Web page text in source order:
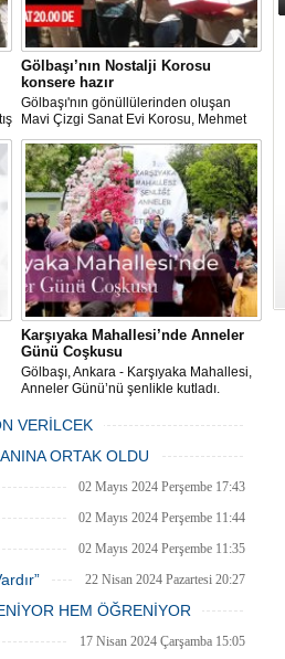
Gölbaşı’nın Nostalji Korosu
konsere hazır
Gölbaşı'nın gönüllülerinden oluşan
Mavi Çizgi Sanat Evi Korosu, Mehmet
Akif Ersoy Kültür Merkezi’nde vereceği
konsere hızır.
Karşıyaka Mahallesi’nde Anneler
Günü Coşkusu
Gölbaşı, Ankara - Karşıyaka Mahallesi,
Anneler Günü’nü şenlikle kutladı.
öncülüğünde düzenlenen 1. Karşıyaka
VERİLCEK
06 Mayıs 2024 Pazartesi 15:47
ORTAK OLDU
06 Mayıs 2024 Pazartesi 15:31
02 Mayıs 2024 Perşembe 17:43
02 Mayıs 2024 Perşembe 11:44
02 Mayıs 2024 Perşembe 11:35
22 Nisan 2024 Pazartesi 20:27
HEM ÖĞRENİYOR
20 Nisan 2024 Cumartesi 15:26
17 Nisan 2024 Çarşamba 15:05